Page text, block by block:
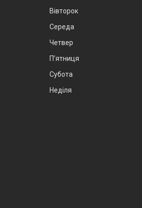
Вівторок
Середа
Четвер
Пʼятниця
Субота
Неділя